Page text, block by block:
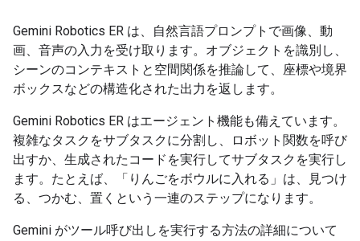
Gemini Robotics ER は、自然言語プロンプトで画像、動
画、音声の入力を受け取ります。オブジェクトを識別し、
シーンのコンテキストと空間関係を推論して、座標や境界
ボックスなどの構造化された出力を返します。
Gemini Robotics ER はエージェント機能も備えています。
複雑なタスクをサブタスクに分割し、ロボット関数を呼び
出すか、生成されたコードを実行してサブタスクを実行し
ます。たとえば、「りんごをボウルに入れる」は、見つけ
る、つかむ、置くという一連のステップになります。
Gemini がツール呼び出しを実行する方法の詳細について